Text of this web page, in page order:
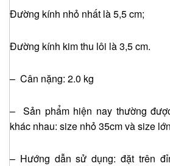
Đường kính nhỏ nhất là 5,5 cm;
Đường kính kim thu lôi là 3,5 cm.
– Cân nặng: 2.0 kg
– Sản phẩm hiện nay thường
khác nhau: size nhỏ 35cm và size
– Hướng dẫn sử dụng: đặt trên